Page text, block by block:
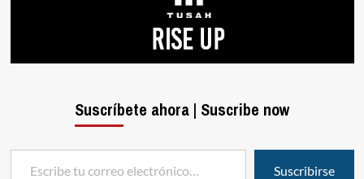
Suscríbete ahora | Suscribe now
Escribe tu correo electrónico…
Suscribirse